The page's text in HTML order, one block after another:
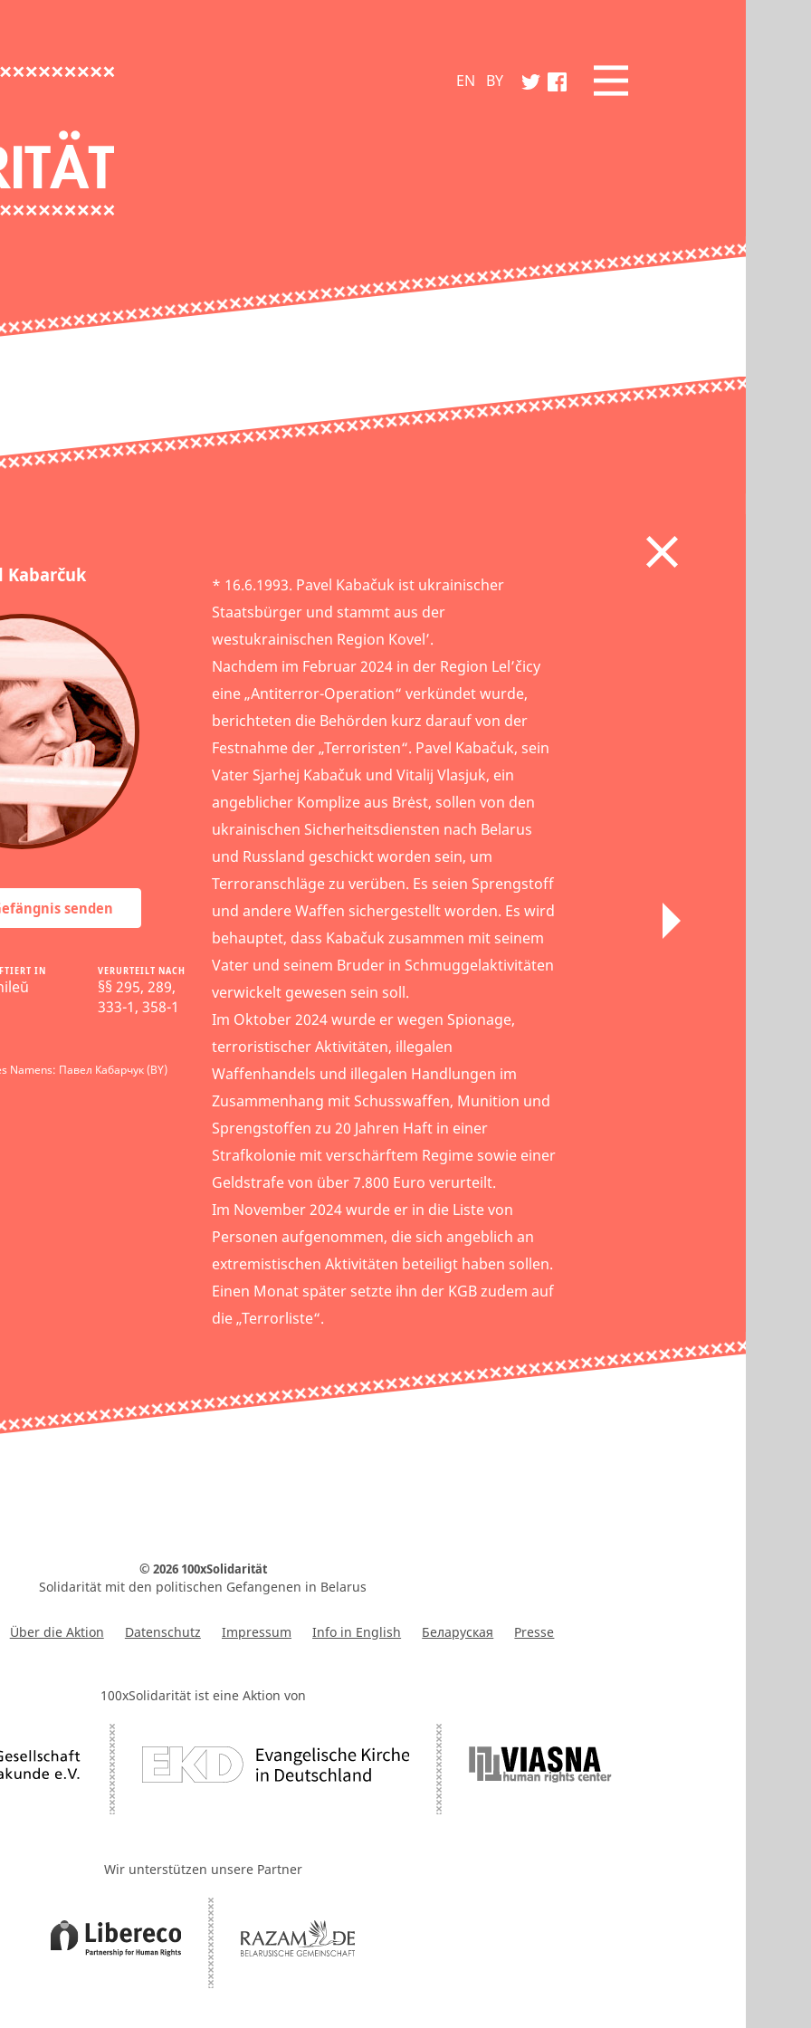
EN BY
Kabarčuk
senden
IN VERURTEILT NACH
§§ 295, 289,
333-1, 358-1
Namens: Павел Кабарчук (BY)
* 16.6.1993. Pavel Kabačuk ist ukrainischer
Staatsbürger und stammt aus der
westukrainischen Region Kovel’.
Nachdem im Februar 2024 in der Region Lel’čicy
eine „Antiterror-Operation“ verkündet wurde,
berichteten die Behörden kurz darauf von der
Festnahme der „Terroristen“. Pavel Kabačuk, sein
Vater Sjarhej Kabačuk und Vitalij Vlasjuk, ein
angeblicher Komplize aus Brėst, sollen von den
ukrainischen Sicherheitsdiensten nach Belarus
und Russland geschickt worden sein, um
Terroranschläge zu verüben. Es seien Sprengstoff
und andere Waffen sichergestellt worden. Es wird
behauptet, dass Kabačuk zusammen mit seinem
Vater und seinem Bruder in Schmuggelaktivitäten
verwickelt gewesen sein soll.
Im Oktober 2024 wurde er wegen Spionage,
terroristischer Aktivitäten, illegalen
Waffenhandels und illegalen Handlungen im
Zusammenhang mit Schusswaffen, Munition und
Sprengstoffen zu 20 Jahren Haft in einer
Strafkolonie mit verschärftem Regime sowie einer
Geldstrafe von über 7.800 Euro verurteilt.
Im November 2024 wurde er in die Liste von
Personen aufgenommen, die sich angeblich an
extremistischen Aktivitäten beteiligt haben sollen.
Einen Monat später setzte ihn der KGB zudem auf
die „Terrorliste“.
© 2026 100xSolidarität
Solidarität mit den politischen Gefangenen in Belarus
Über die Aktion Datenschutz Impressum Info in English Беларуская Presse
100xSolidarität ist eine Aktion von
Wir unterstützen unsere Partner